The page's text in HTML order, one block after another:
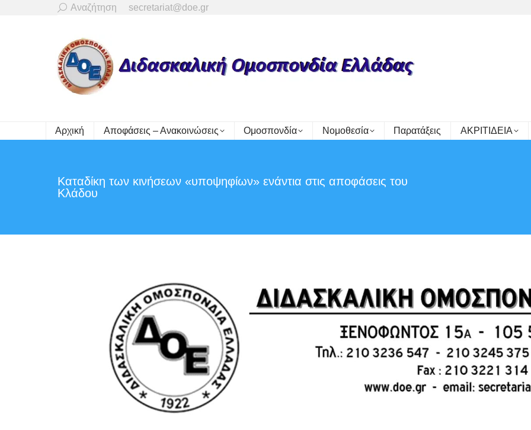
Search:
Αναζήτηση secretariat@doe.gr
Αρχική Αποφάσεις – Ανακοινώσεις Ομοσπονδία Νομοθεσία Παρατάξεις ΑΚΡΙΤΙΔΕΙΑ
Καταδίκη των κινήσεων «υποψηφίων» ενάντια στις αποφάσεις του
Κλάδου